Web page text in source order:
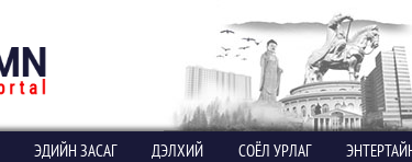
ЭДИЙН ЗАСАГ ДЭЛХИЙ СОЁЛ УРЛАГ